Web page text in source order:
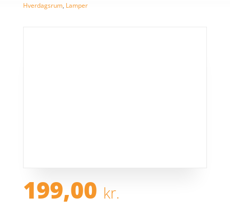
Hverdagsrum, Lamper
199,00 kr.